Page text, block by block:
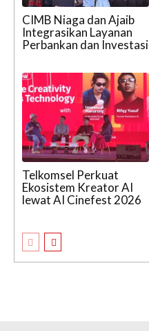
CIMB Niaga dan Ajaib
Integrasikan Layanan
Perbankan dan Investasi
Telkomsel Perkuat
Ekosistem Kreator AI
lewat AI Cinefest 2026